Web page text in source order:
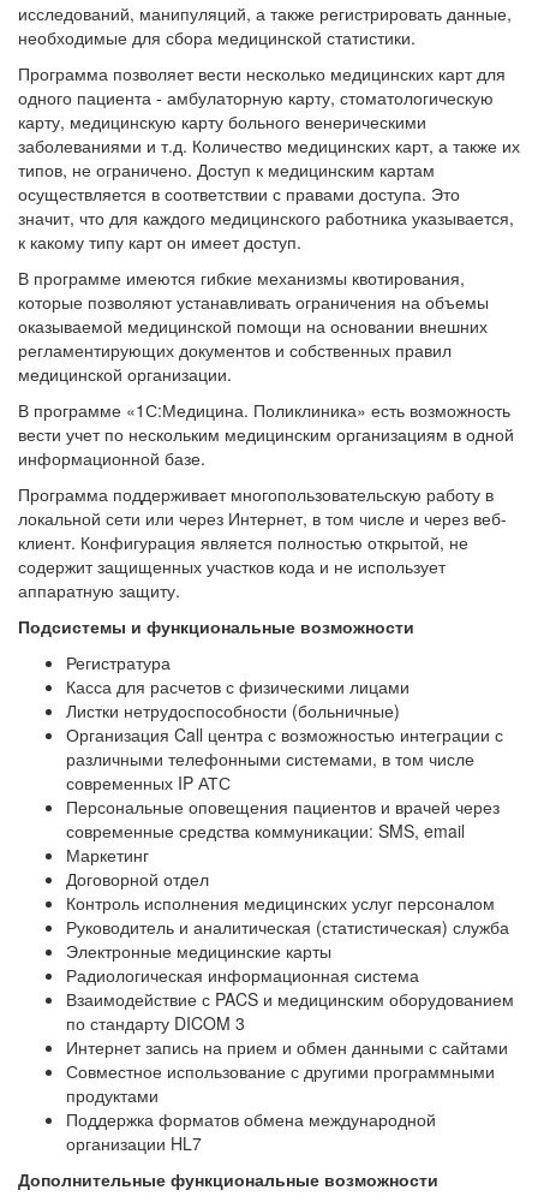
исследований, манипуляций, а также регистрировать данные,
необходимые для сбора медицинской статистики.
Программа позволяет вести несколько медицинских карт для
одного пациента - амбулаторную карту, стоматологическую
карту, медицинскую карту больного венерическими
заболеваниями и т.д. Количество медицинских карт, а также их
типов, не ограничено. Доступ к медицинским картам
осуществляется в соответствии с правами доступа. Это
значит, что для каждого медицинского работника указывается,
к какому типу карт он имеет доступ.
В программе имеются гибкие механизмы квотирования,
которые позволяют устанавливать ограничения на объемы
оказываемой медицинской помощи на основании внешних
регламентирующих документов и собственных правил
медицинской организации.
В программе «1С:Медицина. Поликлиника» есть возможность
вести учет по нескольким медицинским организациям в одной
информационной базе.
Программа поддерживает многопользовательскую работу в
локальной сети или через Интернет, в том числе и через веб-
клиент. Конфигурация является полностью открытой, не
содержит защищенных участков кода и не использует
аппаратную защиту.
Подсистемы и функциональные возможности
Регистратура
Касса для расчетов с физическими лицами
Листки нетрудоспособности (больничные)
Организация Call центра с возможностью интеграции с
различными телефонными системами, в том числе
современных IP АТС
Персональные оповещения пациентов и врачей через
современные средства коммуникации: SMS, email
Маркетинг
Договорной отдел
Контроль исполнения медицинских услуг персоналом
Руководитель и аналитическая (статистическая) служба
Электронные медицинские карты
Радиологическая информационная система
Взаимодействие с PACS и медицинским оборудованием
по стандарту DICOM 3
Интернет запись на прием и обмен данными с сайтами
Совместное использование с другими программными
продуктами
Поддержка форматов обмена международной
организации HL7
Дополнительные функциональные возможности